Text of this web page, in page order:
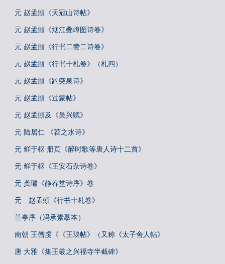
元 赵孟頫《天冠山诗帖》
元 赵孟頫《烟江叠嶂图诗卷》
元 赵孟頫《行书二赞二诗卷》
元 赵孟頫《行书十札卷》（札四）
元 赵孟頫《趵突泉诗》
元 赵孟頫《过蒙帖》
元 赵孟頫及《吴兴赋》
元 陆居仁 《苕之水诗》
元 鲜于枢 册页《醉时歌等唐人诗十二首》
元 鲜于枢《王安石杂诗卷》
元 龚璛《静春堂诗序》卷
元 赵孟頫《行书十札卷》
兰亭序（冯承素摹本）
南朝 王僧虔《《王琰帖》（又称《太子舍人帖》
唐 大雅《集王羲之兴福寺半截碑》